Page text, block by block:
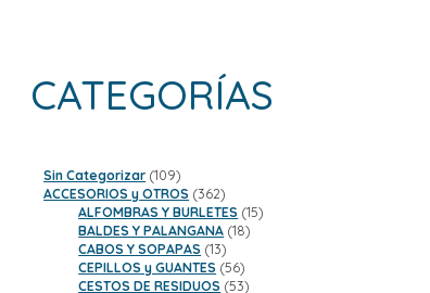
CATEGORÍAS
Sin Categorizar 109109
productos
ACCESORIOS y OTROS 362362
productos
ALFOMBRAS Y BURLETES 1515
BALDES Y PALANGANA 1818
CABOS Y SOPAPAS 1313
productos
CEPILLOS y GUANTES 5656
productos
CESTOS DE RESIDUOS 5353